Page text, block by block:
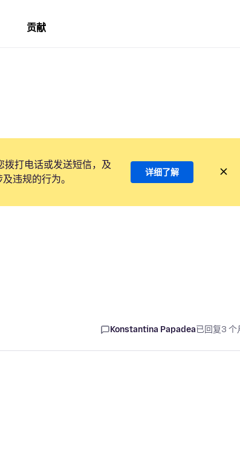
贡献
拨打电话或发送短信，及
违规的行为。
详细了解
Konstantina Papadea已回复3 个